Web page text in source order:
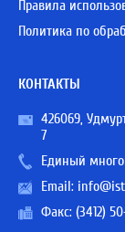
Правила
Политика по
КОНТАКТЫ
426069,
7
Единый
Email:
Факс: (3412)